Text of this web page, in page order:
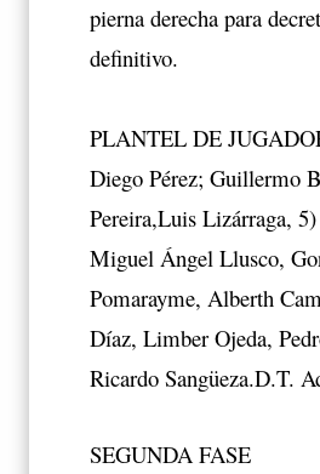
pierna derecha para
definitivo.
PLANTEL DE
Diego Pérez; Guillermo
Pereira,Luis Lizárraga,
Miguel Ángel Llusco,
Pomarayme, Alberth
Díaz, Limber Ojeda,
Ricardo Sangüeza.D.T.
SEGUNDA FASE